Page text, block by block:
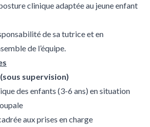
clinique adaptée au jeune enfant
de sa tutrice et en
de l’équipe.
supervision)
des enfants (3-6 ans) en situation
aux prises en charge